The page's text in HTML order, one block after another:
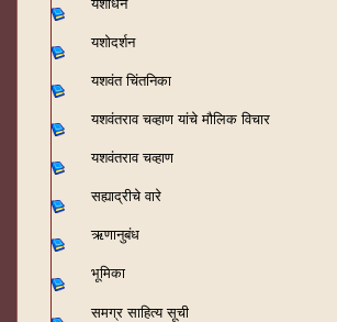
यशोधन
यशोदर्शन
यशवंत चिंतनिका
यशवंतराव चव्हाण यांचे मौलिक विचार
यशवंतराव चव्हाण
सह्याद्रीचे वारे
ऋणानुबंध
भूमिका
समग्र साहित्य सूची